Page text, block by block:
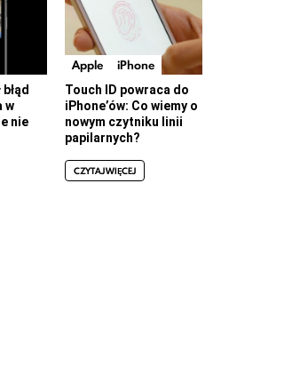
w
nie
Apple iPhone
Touch ID powraca do
iPhone’ów: Co wiemy o
nowym czytniku linii
papilarnych?
CZYTAJ WIĘCEJ